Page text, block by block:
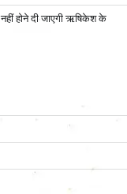
होने दी जाएगी ऋषिकेश के